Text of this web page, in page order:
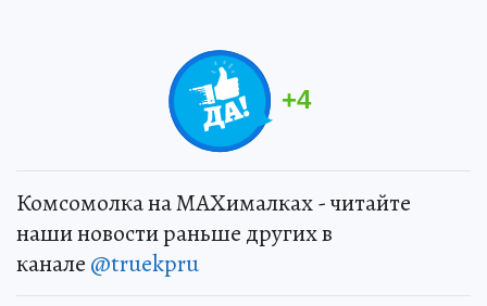
+4
Комсомолка на MAXималках - читайте
наши новости раньше других в
канале @truekpru